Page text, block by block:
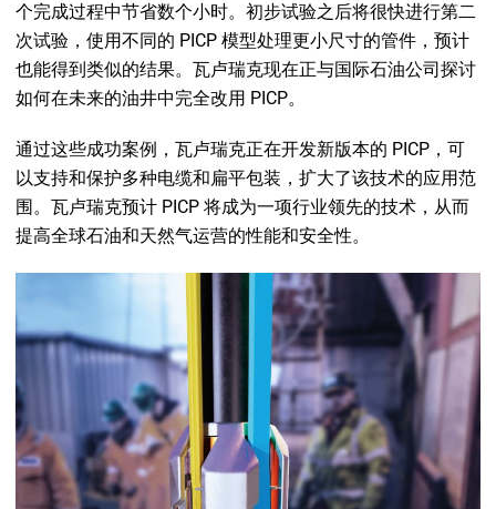
个完成过程中节省数个小时。初步试验之后将很快进行第二
次试验，使用不同的 PICP 模型处理更小尺寸的管件，预计
也能得到类似的结果。瓦卢瑞克现在正与国际石油公司探讨
如何在未来的油井中完全改用 PICP。
通过这些成功案例，瓦卢瑞克正在开发新版本的 PICP，可
以支持和保护多种电缆和扁平包装，扩大了该技术的应用范
围。瓦卢瑞克预计 PICP 将成为一项行业领先的技术，从而
提高全球石油和天然气运营的性能和安全性。